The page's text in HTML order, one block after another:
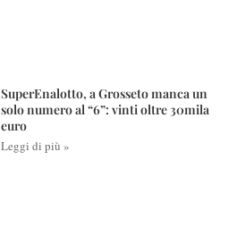
SuperEnalotto, a Grosseto manca un
solo numero al “6”: vinti oltre 30mila
euro
Leggi di più »